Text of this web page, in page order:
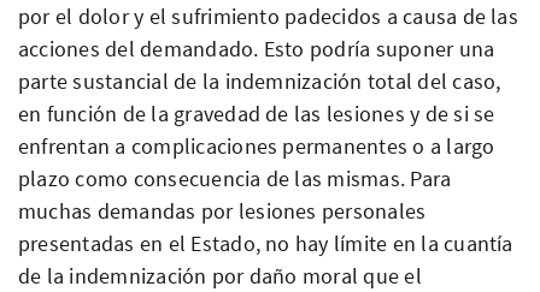
por el dolor y el sufrimiento padecidos a causa de las
acciones del demandado. Esto podría suponer una
parte sustancial de la indemnización total del caso,
en función de la gravedad de las lesiones y de si se
enfrentan a complicaciones permanentes o a largo
plazo como consecuencia de las mismas. Para
muchas demandas por lesiones personales
presentadas en el Estado, no hay límite en la cuantía
de la indemnización por daño moral que el